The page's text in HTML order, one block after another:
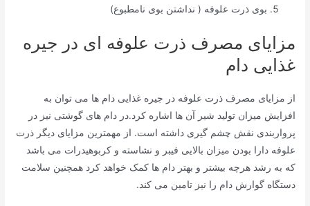
بوی ذرت علوفه ( نداشتن بوی نامطبوع)
مزایای مصرف ذرت علوفه ای در جیره
غذایی دام
از مزایای مصرف ذرت علوفه در جیره غذایی دام ها می توان به
افزایش میزان تولید شیر آن ها اشاره کرد.در دام های گوشتی نیز در
پرواربندی نقش چشم گیری داشته است. از مهمترین مزایای دیگر ذرت
علوفه دارا بودن میزان بالایی فیبر و نشاسته و کربوهیدرات می باشد
که به رشد هرچه بیشتر و بهتر دام ها کمک خواهد کرد همچنین سلامت
دستگاه گوارش دام را نیز تامین می کند.